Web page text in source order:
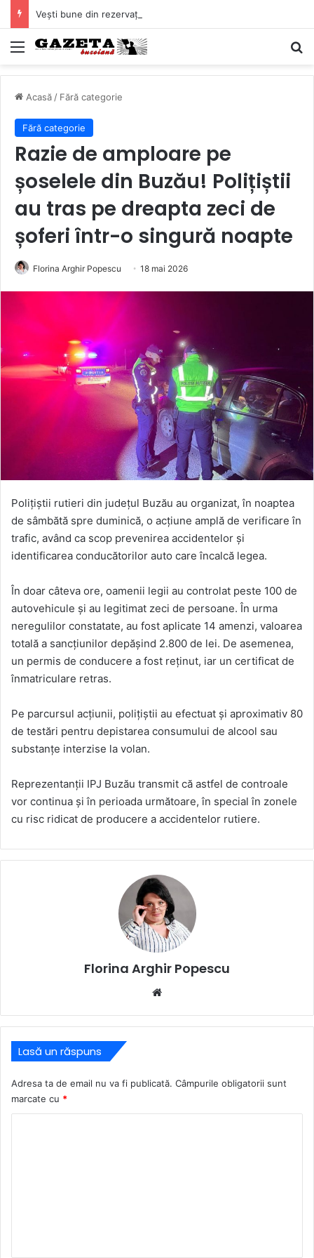
Mediu
Acasă / Fără categorie
Fără categorie
Razie de amploare pe
șoselele din Buzău! Polițiștii
au tras pe dreapta zeci de
șoferi într-o singură noapte
Florina Arghir Popescu 18 mai 2026
Polițiștii rutieri din județul Buzău au organizat, în noaptea
de sâmbătă spre duminică, o acțiune amplă de verificare în
trafic, având ca scop prevenirea accidentelor și
identificarea conducătorilor auto care încalcă legea.
În doar câteva ore, oamenii legii au controlat peste 100 de
autovehicule și au legitimat zeci de persoane. În urma
neregulilor constatate, au fost aplicate 14 amenzi, valoarea
totală a sancțiunilor depășind 2.800 de lei. De asemenea,
un permis de conducere a fost reținut, iar un certificat de
înmatriculare retras.
Pe parcursul acțiunii, polițiștii au efectuat și aproximativ 80
de testări pentru depistarea consumului de alcool sau
substanțe interzise la volan.
Reprezentanții IPJ Buzău transmit că astfel de controale
vor continua și în perioada următoare, în special în zonele
cu risc ridicat de producere a accidentelor rutiere.
Florina Arghir Popescu
Lasă un răspuns
Adresa ta de email nu va fi publicată. Câmpurile obligatorii sunt
marcate cu *